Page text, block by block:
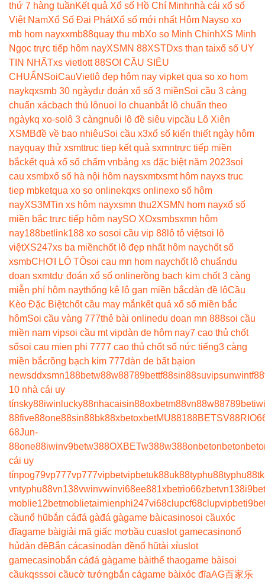
thứ 7 hàng tuầnKết quả Xổ số Hồ Chí Minhnhà cái xổ số
Việt NamXổ Số Đại PhátXổ số mới nhất Hôm Nayso xo
mb hom nayxxmb88quay thu mbXo so Minh ChinhXS Minh
Ngọc trực tiếp hôm nayXSMN 88XSTDxs than taixổ số UY
TIN NHẤTxs vietlott 88SOI CẦU SIÊU
CHUẨN SoiCauVietlô đẹp hôm nay vipket qua so xo hom
naykqxsmb 30 ngàydự đoán xổ số 3 miềnSoi cầu 3 càng
chuẩn xácbạch thủ lônuoi lo chuanbắt lô chuẩn theo
ngàykq xo-so lô 3 càngnuôi lô đề siêu vipcầu Lô Xiên
XSMBđề về bao nhiêuSoi cầu x3xổ số kiến thiết ngày hôm
nayquay thử xsmttruc tiep kết quả sxmntrực tiếp miền
bắckết quả xổ số chấm vnbảng xs đặc biệt năm 2023soi
cau xsmbxổ số hà nội hôm naysxmtxsmt hôm nayxs truc
tiep mbketqua xo so onlinekqxs onlinexo số hôm
nayXS3MTin xs hôm nayxsmn thu2XSMN hom nayxổ số
miền bắc trực tiếp hôm naySO XOxsmbsxmn hôm
nay188betlink188 xo sosoi cầu vip 88 lô tô việtsoi lô
việtXS247xs ba miềnchốt lô đẹp nhất hôm naychốt số
xsmbCHƠI LÔ TÔsoi cau mn hom naychốt lô chuẩndu
doan sxmtdự đoán xổ số onlinerồng bạch kim chốt 3 càng
miễn phí hôm naythống kê lô gan miền bắcdàn đề lôCầu
Kèo Đặc Biệtchốt cầu may mắnkết quả xổ số miền bắc
hômSoi cầu vàng 777thẻ bài onlinedu doan mn 888soi cầu
miền nam vipsoi cầu mt vipdàn de hôm nay7 cao thủ chốt
sốsoi cau mien phi 7777 cao thủ chốt số nức tiếng3 càng
miền bắcrồng bạch kim 777dàn de bất bạion
newsddxsmn188betw88w88789bettf88sin88suvipsunwintf88
10 nhà cái uy
tínsky88iwin lucky88nhacaisin88oxbetm88vn88w88789bet
88five88one88sin88bk88xbetoxbetMU88188BETSV88
68Jun-
88one88iwinv9betw388OXBETw388w388onbetonbetonbet
cái uy
tínpog79vp777vp777vipbetvipbetuk88uk88typhu88typhu88
vntyphu88vn138vwinvwinvi68ee881xbetrio66zbetvn138
moblie12betmoblietaimienphi247vi68clupcf68clupvipbet
cầunổ hũbắn cáđá gàđá gàgame bàicasinosoi cầuxóc
đĩagame bàigiải mã giấc mơbầu cuaslot gamecasinonổ
hủdàn đềBắn cácasinodàn đềnổ hũtài xỉuslot
gamecasinobắn cáđá gàgame bàithể thaogame bàisoi
cầukqsssoi cầucờ tướngbắn cágame bàixóc đĩaAG百家乐